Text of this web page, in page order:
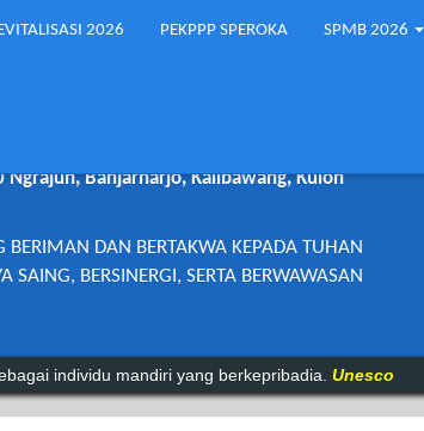
2026 PEKPPP SPEROKA SPMB 2026
Banjarharjo, Kalibawang, Kulon
BERIMAN DAN BERTAKWA KEPADA TUHAN
BERSINERGI, SERTA BERWAWASAN
mandiri yang berkepribadia.Unesco